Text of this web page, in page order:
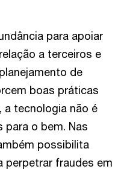
para apoiar
a terceiros e
de
boas práticas
tecnologia não é
para o bem. Nas
possibilita
fraudes em